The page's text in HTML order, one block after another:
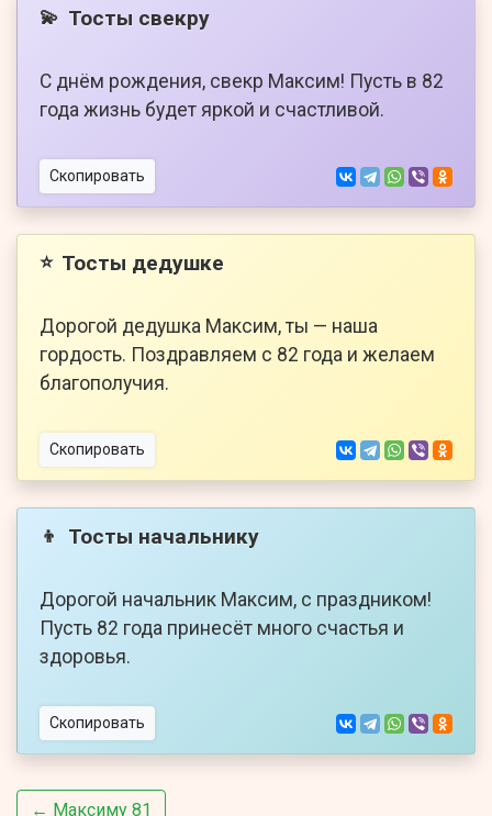
💫 Тосты свекру
С днём рождения, свекр Максим! Пусть в 82
года жизнь будет яркой и счастливой.
Скопировать
⭐ Тосты дедушке
Дорогой дедушка Максим, ты — наша
гордость. Поздравляем с 82 года и желаем
благополучия.
Скопировать
👦 Тосты начальнику
Дорогой начальник Максим, с праздником!
Пусть 82 года принесёт много счастья и
здоровья.
Скопировать
← Максиму 81